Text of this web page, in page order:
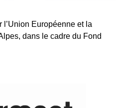
Européenne et la
dans le cadre du Fond